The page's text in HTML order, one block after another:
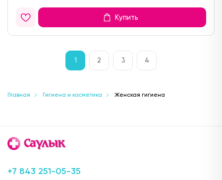
Купить
1 2 3 4
Главная Гигиена и косметика Женская гигиена
+7 843 251-05-35